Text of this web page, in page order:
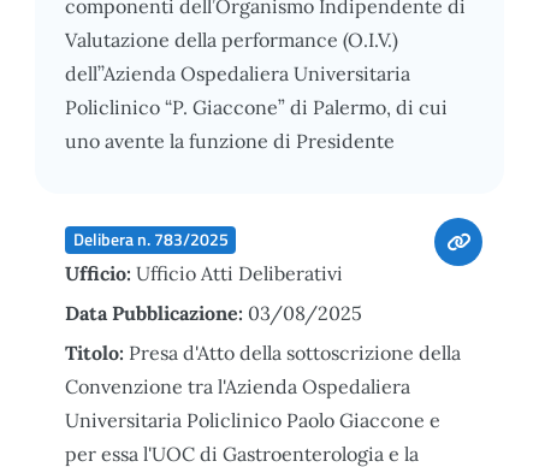
componenti dell’Organismo Indipendente di
Valutazione della performance (O.I.V.)
dell’’Azienda Ospedaliera Universitaria
Policlinico “P. Giaccone” di Palermo, di cui
uno avente la funzione di Presidente
Delibera n. 783/2025
Ufficio: Ufficio Atti Deliberativi
Data Pubblicazione: 03/08/2025
Titolo: Presa d'Atto della sottoscrizione della
Convenzione tra l'Azienda Ospedaliera
Universitaria Policlinico Paolo Giaccone e
per essa l'UOC di Gastroenterologia e la